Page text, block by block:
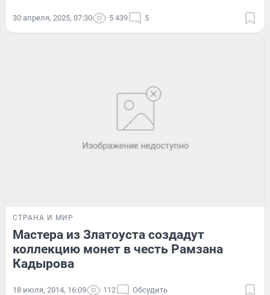
30 апреля, 2025, 07:30 5 439 5
СТРАНА И МИР
Мастера из Златоуста создадут
коллекцию монет в честь Рамзана
Кадырова
18 июля, 2014, 16:09 112 Обсудить